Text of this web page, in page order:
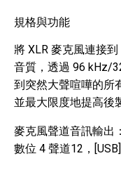
規格與功能
將 XLR 麥克風連接
音質，透過 96 kHz/
到突然大聲喧嘩的所
並最大限度地提高後
麥克風聲道音訊輸出
數位 4 聲道12，